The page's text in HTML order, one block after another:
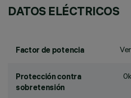
DATOS ELÉCTRICOS
Factor de potencia
Protección contra
sobretensión